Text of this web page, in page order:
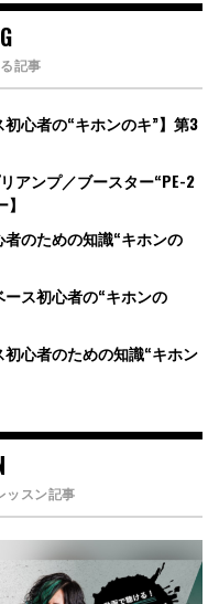
記事
心者の“キホンのキ”】第3
アンプ／ブースター“PE-2
のための知識“キホンの
ス初心者の“キホンの
心者のための知識“キホン
ッスン記事